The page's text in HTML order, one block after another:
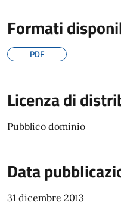
Formati
PDF
Licenza di
Pubblico dominio
Data
31 dicembre 2013